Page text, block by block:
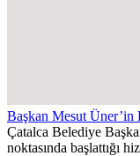
Başkan Mesut Üner’in
Çatalca Belediye
noktasında başlattığı